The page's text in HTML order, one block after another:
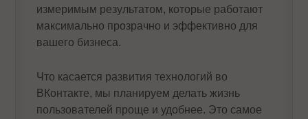
измеримым результатом, которые работают
максимально прозрачно и эффективно для
вашего бизнеса.
Что касается развития технологий во
ВКонтакте, мы планируем делать жизнь
пользователей проще и удобнее. Это самое